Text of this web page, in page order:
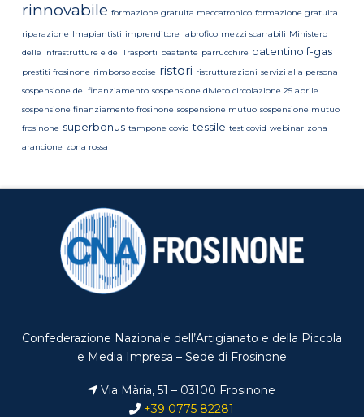
rinnovabile formazione gratuita meccatronico formazione gratuita
riparazione Imapiantisti imprenditore labrofico mezzi scarrabili Ministero
delle Infrastrutture e dei Trasporti paatente parrucchire patentino f-gas
prestiti frosinone rimborso accise ristori ristrutturazioni servizi alla persona
sospensione del finanziamento sospensione divieto circolazione 25 aprile
sospensione finanziamento frosinone sospensione mutuo sospensione mutuo
frosinone superbonus tampone covid tessile test covid webinar zona
arancione zona rossa
Confederazione Nazionale dell’Artigianato e della Piccola
e Media Impresa – Sede di Frosinone
Via Mària, 51 – 03100 Frosinone
+39 0775 82281